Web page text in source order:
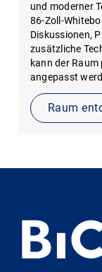
und moderner
86-Zoll-
Diskussionen,
zusätzliche
kann der
angepasst
Raum